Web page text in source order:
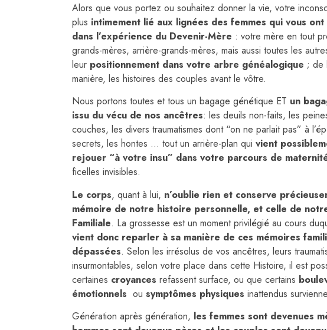
Alors que vous portez ou souhaitez donner la vie, votre
plus intimement lié aux lignées des femmes qui vous
dans l’expérience du Devenir-Mère : votre mère en tout
grands-mères, arrière-grands-mères, mais aussi toutes les
leur positionnement dans votre arbre généalogique ; de
manière, les histoires des couples avant le vôtre.
Nous portons toutes et tous un bagage génétique ET un
issu du vécu de nos ancêtres: les deuils non-faits, les
couches, les divers traumatismes dont “on ne parlait pas” à
secrets, les hontes … tout un arrière-plan qui vient
rejouer “à votre insu” dans votre parcours de
ficelles invisibles.
Le corps, quant à lui, n’oublie rien et conserve
mémoire de notre histoire personnelle, et celle de
Familiale. La grossesse est un moment privilégié au cours
vient donc reparler à sa manière de ces mémoires
dépassées. Selon les irrésolus de vos ancêtres, leurs
insurmontables, selon votre place dans cette Histoire, il est
certaines croyances refassent surface, ou que certains
émotionnels ou symptômes physiques inattendus
Génération après génération, les femmes sont devenues